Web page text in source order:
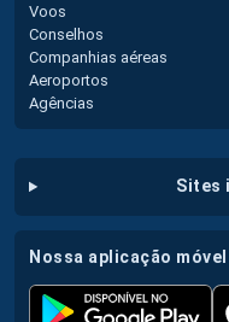
Voos
Conselhos
Companhias aéreas
Aeroportos
Agências
nossa aplicação móvel